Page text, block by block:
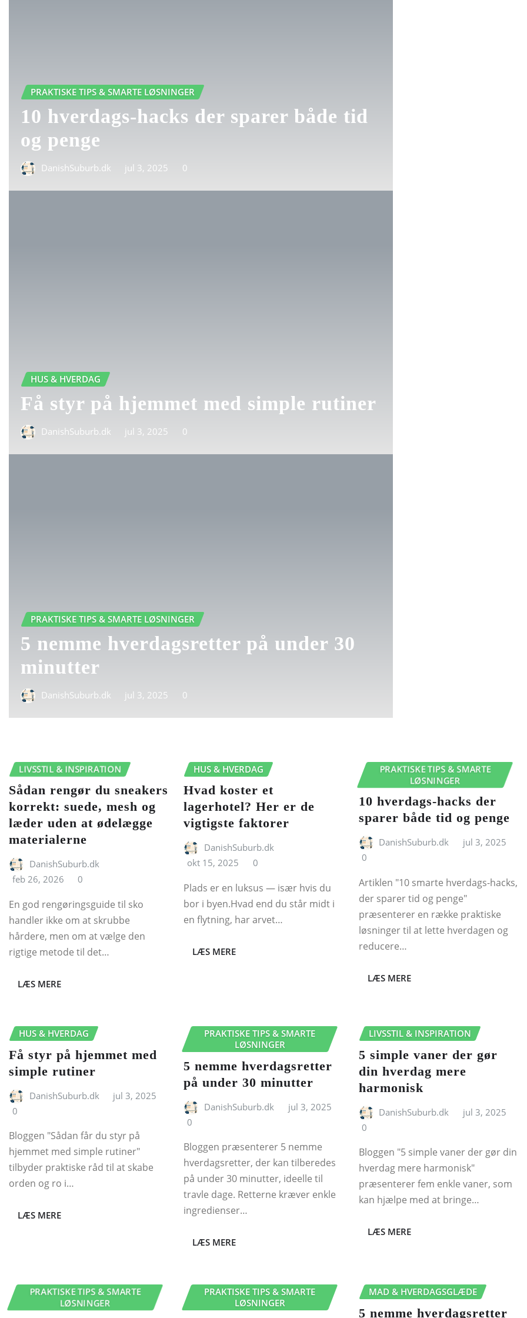
PRAKTISKE TIPS & SMARTE LØSNINGER
10 hverdags-hacks der sparer både tid
og penge
DanishSuburb.dk jul 3, 2025 0
HUS & HVERDAG
Få styr på hjemmet med simple rutiner
DanishSuburb.dk jul 3, 2025 0
PRAKTISKE TIPS & SMARTE LØSNINGER
5 nemme hverdagsretter på under 30
minutter
DanishSuburb.dk jul 3, 2025 0
LIVSSTIL & INSPIRATION
Sådan rengør du sneakers
korrekt: suede, mesh og
læder uden at ødelægge
materialerne
DanishSuburb.dk
feb 26, 2026
0
En god rengøringsguide til sko
handler ikke om at skrubbe
hårdere, men om at vælge den
rigtige metode til det…
LÆS MERE
HUS & HVERDAG
Hvad koster et
lagerhotel? Her er de
vigtigste faktorer
DanishSuburb.dk
okt 15, 2025
0
Plads er en luksus — især hvis du
bor i byen.Hvad end du står midt i
en flytning, har arvet…
LÆS MERE
PRAKTISKE TIPS & SMARTE
LØSNINGER
10 hverdags-hacks der
sparer både tid og penge
DanishSuburb.dk
jul 3, 2025
0
Artiklen "10 smarte hverdags-hacks,
der sparer tid og penge"
præsenterer en række praktiske
løsninger til at lette hverdagen og
reducere…
LÆS MERE
HUS & HVERDAG
Få styr på hjemmet med
simple rutiner
DanishSuburb.dk
jul 3, 2025
0
Bloggen "Sådan får du styr på
hjemmet med simple rutiner"
tilbyder praktiske råd til at skabe
orden og ro i…
LÆS MERE
PRAKTISKE TIPS & SMARTE
LØSNINGER
5 nemme hverdagsretter
på under 30 minutter
DanishSuburb.dk
jul 3, 2025
0
Bloggen præsenterer 5 nemme
hverdagsretter, der kan tilberedes
på under 30 minutter, ideelle til
travle dage. Retterne kræver enkle
ingredienser…
LÆS MERE
LIVSSTIL & INSPIRATION
5 simple vaner der gør
din hverdag mere
harmonisk
DanishSuburb.dk
jul 3, 2025
0
Bloggen "5 simple vaner der gør din
hverdag mere harmonisk"
præsenterer fem enkle vaner, som
kan hjælpe med at bringe…
LÆS MERE
PRAKTISKE TIPS & SMARTE
LØSNINGER
PRAKTISKE TIPS & SMARTE
LØSNINGER
MAD & HVERDAGSGLÆDE
5 nemme hverdagsretter